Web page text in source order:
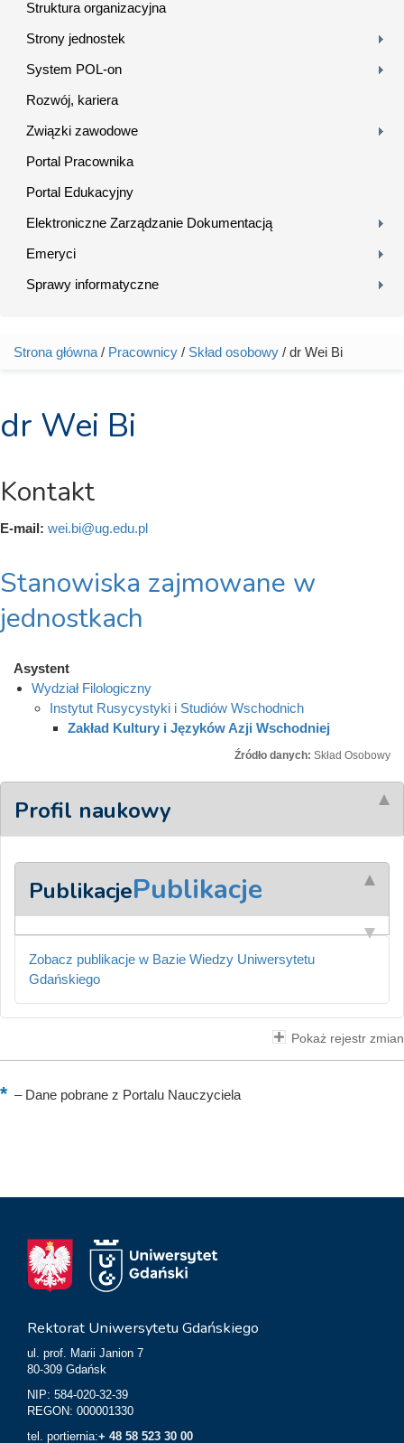
Struktura organizacyjna
Strony jednostek
System POL-on
Rozwój, kariera
Związki zawodowe
Portal Pracownika
Portal Edukacyjny
Elektroniczne Zarządzanie Dokumentacją
Emeryci
Sprawy informatyczne
Jesteś tutaj
Strona główna / Pracownicy / Skład osobowy / dr Wei Bi
dr Wei Bi
Kontakt
E-mail: wei.bi@ug.edu.pl
Stanowiska zajmowane w
jednostkach
Asystent
Wydział Filologiczny
Instytut Rusycystyki i Studiów Wschodnich
Zakład Kultury i Języków Azji Wschodniej
Źródło danych: Skład Osobowy
Profil naukowy
PublikacjePublikacje
Zobacz publikacje w Bazie Wiedzy Uniwersytetu
Gdańskiego
Pokaż rejestr zmian
–Dane pobrane z Portalu Nauczyciela
Rektorat Uniwersytetu Gdańskiego
ul. prof. Marii Janion 7
80-309 Gdańsk
NIP: 584-020-32-39
REGON: 000001330
tel. portiernia:+ 48 58 523 30 00